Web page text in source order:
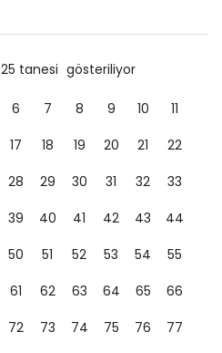
25 tanesi gösteriliyor
6 7 8 9 10
11
17 18 19 20 21
22
28 29 30 31 32
33
39 40 41 42 43
44
50 51 52 53 54
55
61 62 63 64 65
66
72 73 74 75 76
77